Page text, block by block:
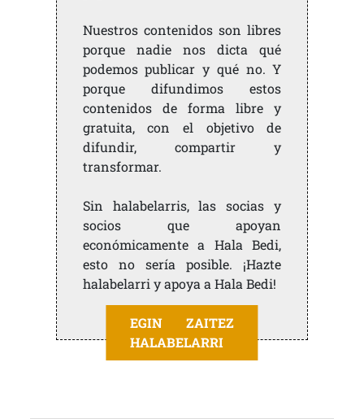
Nuestros contenidos son libres
porque nadie nos dicta qué
podemos publicar y qué no. Y
porque difundimos estos
contenidos de forma libre y
gratuita, con el objetivo de
difundir, compartir y
transformar.
Sin halabelarris, las socias y
socios que apoyan
económicamente a Hala Bedi,
esto no sería posible. ¡Hazte
halabelarri y apoya a Hala Bedi!
EGIN ZAITEZ
HALABELARRI